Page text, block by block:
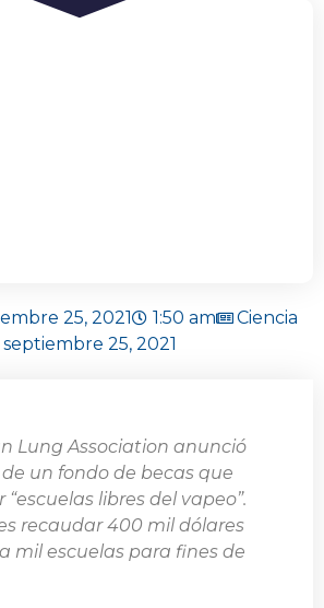
25, 2021 1:50 am
Ciencia
septiembre 25, 2021
Lung Association anunció
un fondo de becas que
“escuelas libres del vapeo”.
recaudar 400 mil dólares
mil escuelas para fines de